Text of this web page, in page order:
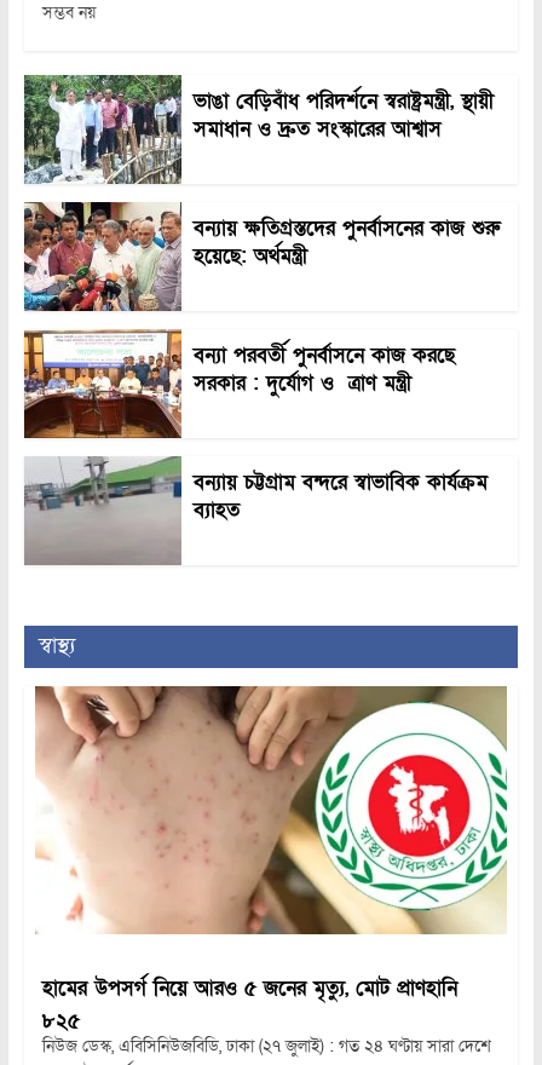
সম্ভব নয়
ভাঙা বেড়িবাঁধ পরিদর্শনে স্বরাষ্ট্রমন্ত্রী, স্থায়ী
সমাধান ও দ্রুত সংস্কারের আশ্বাস
বন্যায় ক্ষতিগ্রস্তদের পুনর্বাসনের কাজ শুরু
হয়েছে: অর্থমন্ত্রী
বন্যা পরবর্তী পুনর্বাসনে কাজ করছে
সরকার : দুর্যোগ ও ত্রাণ মন্ত্রী
বন্যায় চট্টগ্রাম বন্দরে স্বাভাবিক কার্যক্রম
ব্যাহত
স্বাস্থ্য
হামের উপসর্গ নিয়ে আরও ৫ জনের মৃত্যু, মোট প্রাণহানি
৮২৫
নিউজ ডেস্ক, এবিসিনিউজবিডি, ঢাকা (২৭ জুলাই) : গত ২৪ ঘণ্টায় সারা দেশে